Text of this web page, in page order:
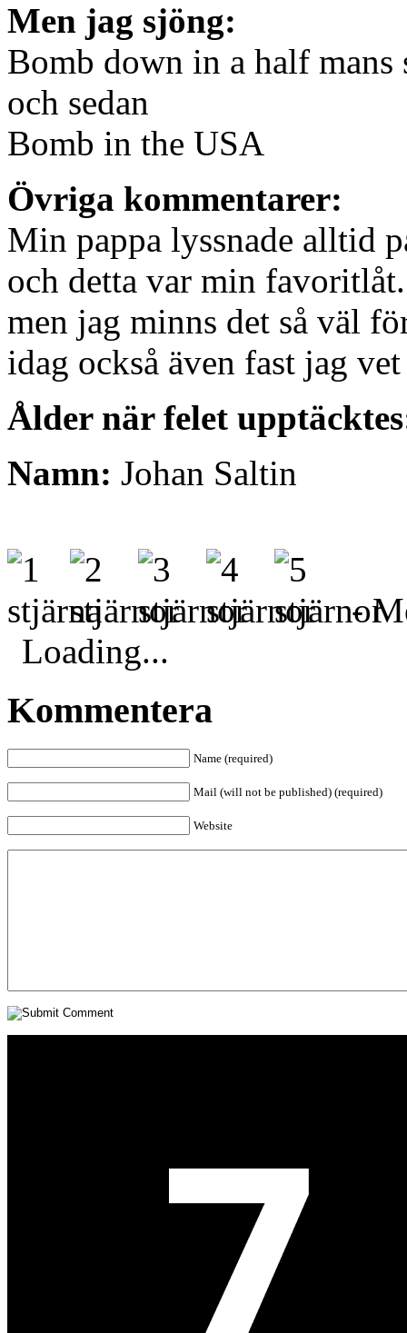
Men jag sjöng:
Bomb down in a half mans
och sedan
Bomb in the USA
Övriga kommentarer:
Min pappa lyssnade alltid
och detta var min
men jag minns det så väl
idag också även fast jag
Ålder när felet
Namn: Johan Saltin
-
Loading...
Kommentera
Name (required)
Mail (will not be published) (required)
Website